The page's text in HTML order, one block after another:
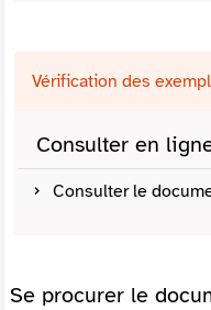
Vérification des
Consulter en
Consulter le
Se procurer le